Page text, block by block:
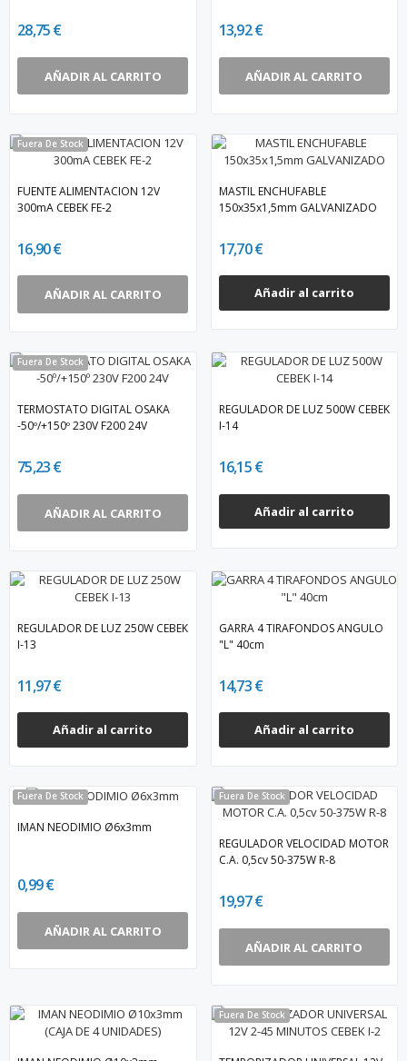
28,75 €
AÑADIR AL CARRITO
13,92 €
AÑADIR AL CARRITO
Fuera De Stock
FUENTE ALIMENTACION 12V
300mA CEBEK FE-2
16,90 €
AÑADIR AL CARRITO
MASTIL ENCHUFABLE
150x35x1,5mm GALVANIZADO
17,70 €
Añadir al carrito
Fuera De Stock
TERMOSTATO DIGITAL OSAKA
-50º/+150º 230V F200 24V
75,23 €
AÑADIR AL CARRITO
REGULADOR DE LUZ 500W CEBEK
I-14
16,15 €
Añadir al carrito
REGULADOR DE LUZ 250W CEBEK
I-13
11,97 €
Añadir al carrito
GARRA 4 TIRAFONDOS ANGULO
"L" 40cm
14,73 €
Añadir al carrito
Fuera De Stock
IMAN NEODIMIO Ø6x3mm
0,99 €
AÑADIR AL CARRITO
Fuera De Stock
REGULADOR VELOCIDAD MOTOR
C.A. 0,5cv 50-375W R-8
19,97 €
AÑADIR AL CARRITO
Fuera De Stock